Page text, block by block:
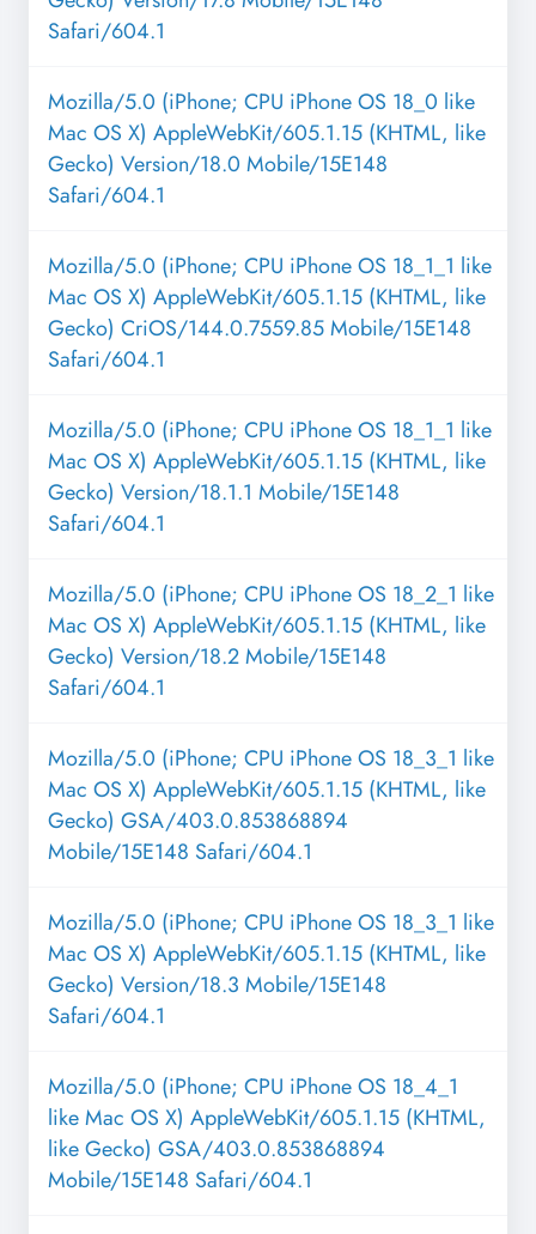
Safari/604.1
Mozilla/5.0 (iPhone; CPU iPhone OS 18_0 like
Mac OS X) AppleWebKit/605.1.15 (KHTML, like
Gecko) Version/18.0 Mobile/15E148
Safari/604.1
Mozilla/5.0 (iPhone; CPU iPhone OS 18_1_1 like
Mac OS X) AppleWebKit/605.1.15 (KHTML, like
Gecko) CriOS/144.0.7559.85 Mobile/15E148
Safari/604.1
Mozilla/5.0 (iPhone; CPU iPhone OS 18_1_1 like
Mac OS X) AppleWebKit/605.1.15 (KHTML, like
Gecko) Version/18.1.1 Mobile/15E148
Safari/604.1
Mozilla/5.0 (iPhone; CPU iPhone OS 18_2_1 like
Mac OS X) AppleWebKit/605.1.15 (KHTML, like
Gecko) Version/18.2 Mobile/15E148
Safari/604.1
Mozilla/5.0 (iPhone; CPU iPhone OS 18_3_1 like
Mac OS X) AppleWebKit/605.1.15 (KHTML, like
Gecko) GSA/403.0.853868894
Mobile/15E148 Safari/604.1
Mozilla/5.0 (iPhone; CPU iPhone OS 18_3_1 like
Mac OS X) AppleWebKit/605.1.15 (KHTML, like
Gecko) Version/18.3 Mobile/15E148
Safari/604.1
Mozilla/5.0 (iPhone; CPU iPhone OS 18_4_1
like Mac OS X) AppleWebKit/605.1.15 (KHTML,
like Gecko) GSA/403.0.853868894
Mobile/15E148 Safari/604.1